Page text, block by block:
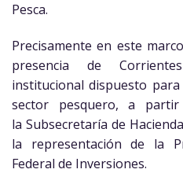
Pesca.
Precisamente en este
presencia de
institucional dispuesto
sector pesquero, a
la Subsecretaría de
la representación de la
Federal de Inversiones.